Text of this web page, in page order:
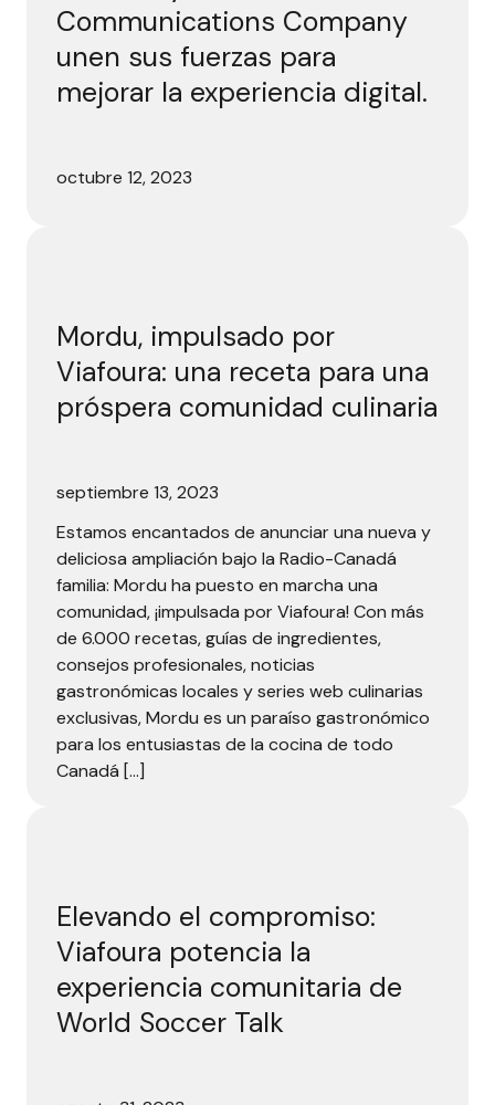
Communications Company
unen sus fuerzas para
mejorar la experiencia digital.
octubre 12, 2023
Mordu, impulsado por
Viafoura: una receta para una
próspera comunidad culinaria
septiembre 13, 2023
Estamos encantados de anunciar una nueva y
deliciosa ampliación bajo la Radio-Canadá
familia: Mordu ha puesto en marcha una
comunidad, ¡impulsada por Viafoura! Con más
de 6.000 recetas, guías de ingredientes,
consejos profesionales, noticias
gastronómicas locales y series web culinarias
exclusivas, Mordu es un paraíso gastronómico
para los entusiastas de la cocina de todo
Canadá […]
Elevando el compromiso:
Viafoura potencia la
experiencia comunitaria de
World Soccer Talk